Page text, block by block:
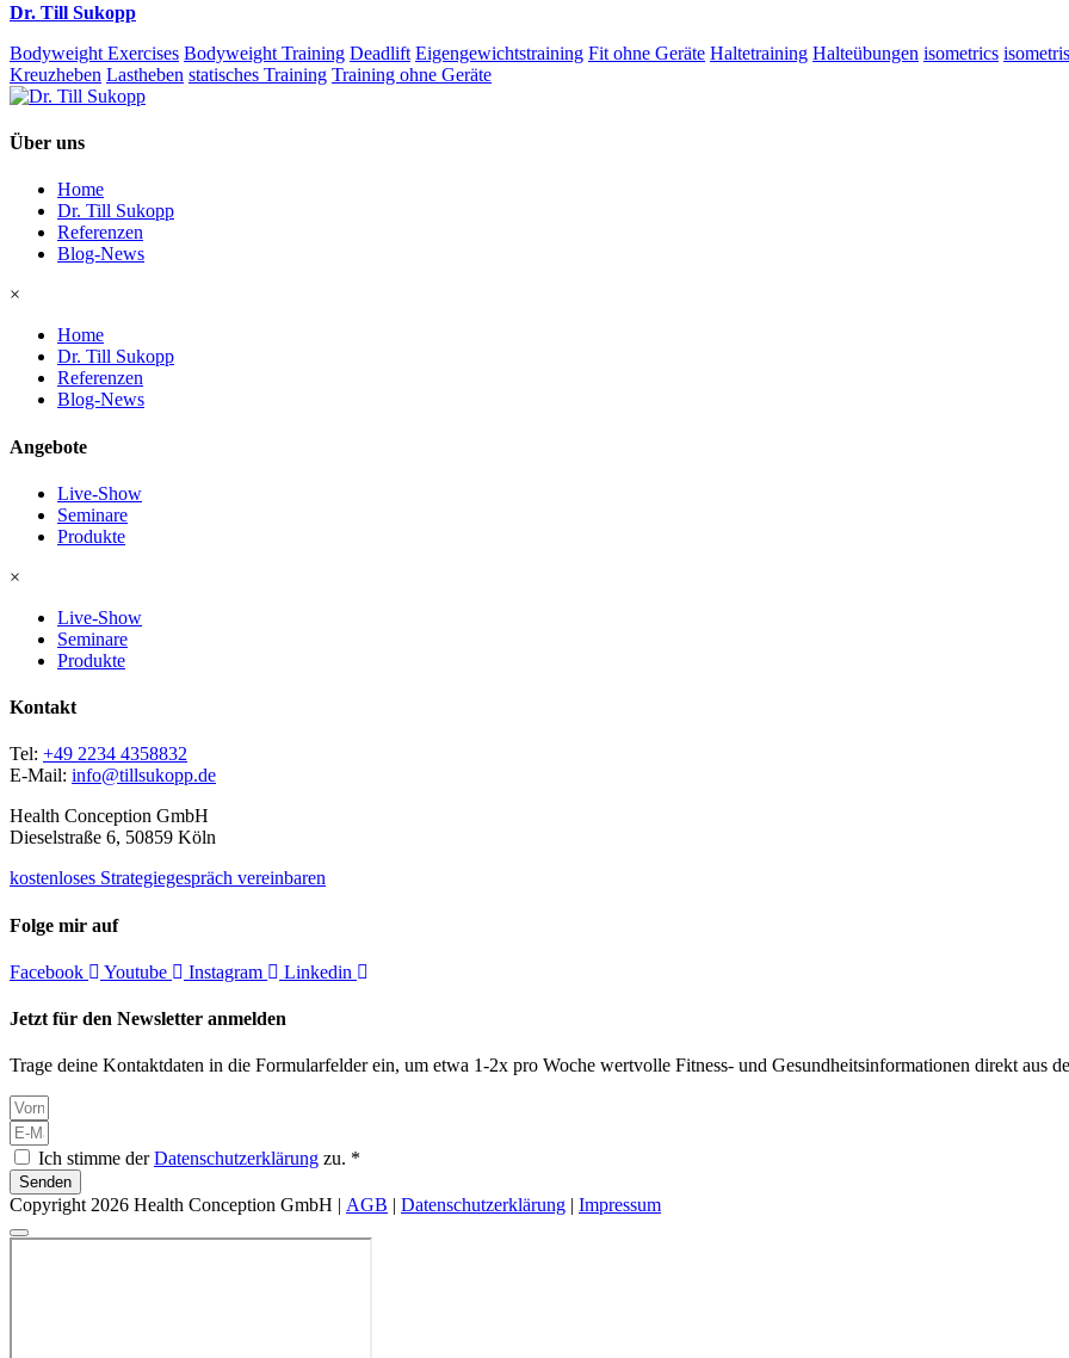
Dr. Till Sukopp
Bodyweight Exercises Bodyweight Training Deadlift Eigengewichtstraining Fit ohne Geräte Haltetraining Halteübungen isometrics
Kreuzheben Lastheben statisches Training Training ohne Geräte
Über uns
Home
Dr. Till Sukopp
Referenzen
Blog-News
×
Home
Dr. Till Sukopp
Referenzen
Blog-News
Angebote
Live-Show
Seminare
Produkte
×
Live-Show
Seminare
Produkte
Kontakt
Tel: +49 2234 4358832
E-Mail: info@tillsukopp.de
Health Conception GmbH
Dieselstraße 6, 50859 Köln
kostenloses Strategiegespräch vereinbaren
Folge mir auf
Facebook Youtube Instagram Linkedin
Jetzt für den Newsletter anmelden
Trage deine Kontaktdaten in die Formularfelder ein, um etwa 1-2x pro Woche wertvolle Fitness- und Gesundheitsinformationen direkt aus
Ich stimme derDatenschutzerklärung zu. *
Senden
Copyright 2026 Health Conception GmbH | AGB Datenschutzerklärung Impressum